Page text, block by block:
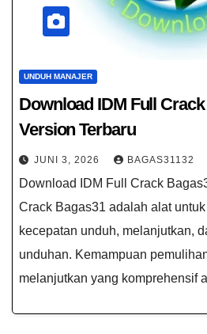
UNDUH MANAJER
Download IDM Full Crack
Version Terbaru
JUNI 3, 2026 BAGAS31132
Download IDM Full Crack
Crack Bagas31​ adalah alat
kecepatan unduh, melanjutkan,
unduhan. Kemampuan
melanjutkan yang komprehensif